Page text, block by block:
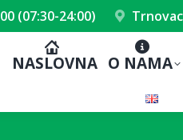
(07:30-24:00)
NASLOVNA O NAMA